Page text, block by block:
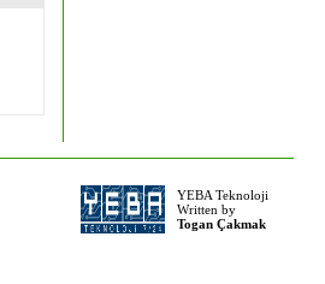
YEBA Teknoloji
Written by
Togan Çakmak